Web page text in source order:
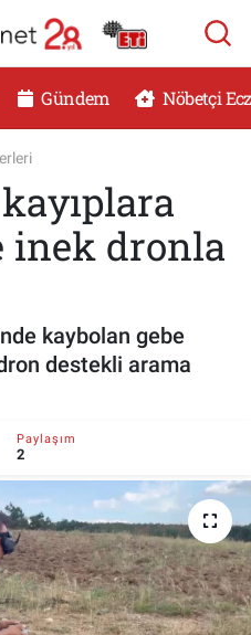
Gündem Nöbetçi
inek dronla
kaybolan gebe
destekli arama
Paylaşım
2
Haritası
ve Fikstür